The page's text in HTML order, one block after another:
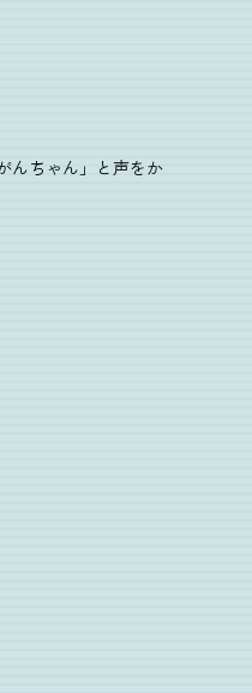
んちゃん」と声をか